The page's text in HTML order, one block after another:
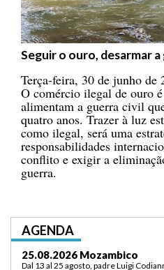
Seguir o ouro, desarmar
Terça-feira, 30 de junho de
O comércio ilegal de ouro
alimentam a guerra civil
quatro anos. Trazer à luz
como ilegal, será uma
responsabilidades
conflito e exigir a
guerra.
AGENDA
03.09.2026 Lomé/Togo
Padre Luigi Codianni e padre Elias